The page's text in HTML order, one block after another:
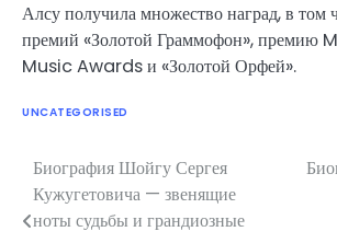
Алсу получила множество наград, в том
премий «Золотой Граммофон», премию
Music Awards и «Золотой Орфей».
UNCATEGORISED
Навигация
по
Биография Шойгу Сергея
Кужугетовича — звенящие
ноты судьбы и грандиозные